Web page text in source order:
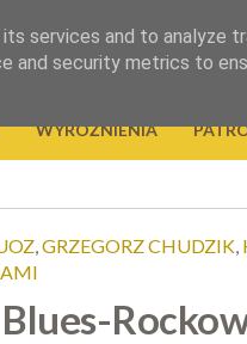
WYRÓŻNIENIA
,GRZEGORZ CHUDZIK,
services and to analyze
and security metrics to